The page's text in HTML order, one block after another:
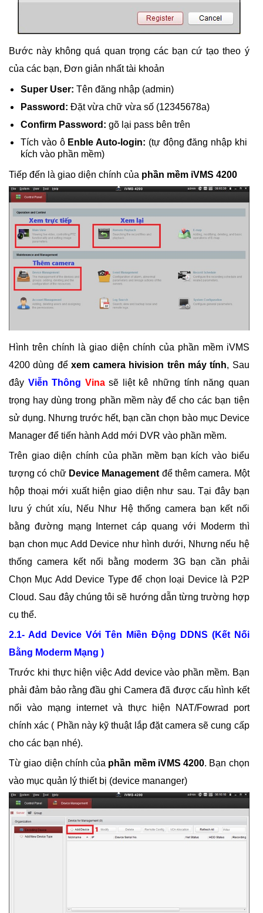
Bước này không quá quan trọng các bạn cứ tạo theo ý
của các bạn, Đơn giản nhất tài khoản
Super User: Tên đăng nhập (admin)
Password: Đặt vừa chữ vừa số (12345678a)
Confirm Password: gõ lại pass bên trên
Tích vào ô Enble Auto-login: (tự động đăng nhập khi
kích vào phần mềm)
Tiếp đến là giao diện chính của phần mềm iVMS 4200
Hình trên chính là giao diện chính của phần mềm iVMS
4200 dùng để xem camera hivision trên máy tính, Sau
đây Viễn Thông Vinasẽ liệt kê những tính năng quan
trọng hay dùng trong phần mềm này để cho các bạn tiện
sử dụng. Nhưng trước hết, bạn cần chọn bào mục Device
Manager để tiến hành Add mới DVR vào phần mềm.
Trên giao diện chính của phần mềm bạn kích vào biểu
tượng có chữ Device Management để thêm camera. Một
hộp thoại mới xuất hiện giao diện như sau. Tại đây bạn
lưu ý chút xíu, Nếu Như Hệ thống camera bạn kết nối
bằng đường mạng Internet cáp quang với Moderm thì
bạn chon mục Add Device như hình dưới, Nhưng nếu hệ
thống camera kết nối bằng moderm 3G bạn cần phải
Chọn Mục Add Device Type để chọn loại Device là P2P
Cloud. Sau đây chúng tôi sẽ hướng dẫn từng trường hợp
cụ thể.
2.1- Add Device Với Tên Miền Động DDNS (Kết Nối
Bằng Moderm Mạng )
Trước khi thực hiện việc Add device vào phần mềm. Bạn
phải đảm bảo rằng đầu ghi Camera đã được cấu hình kết
nối vào mạng internet và thực hiện NAT/Fowrad port
chính xác ( Phần này kỹ thuật lắp đặt camera sẽ cung cấp
cho các bạn nhé).
Từ giao diện chính của phần mềm iVMS 4200. Bạn chọn
vào mục quản lý thiết bị (device mananger)